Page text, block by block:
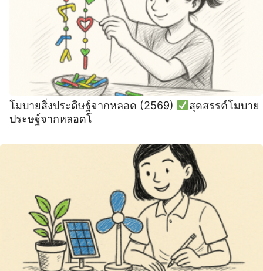
โมบายสิ่งประดิษฐ์จากหลอด (2569)
สุดสรรค์โมบาย
ประษฐ์จากหลอดโ